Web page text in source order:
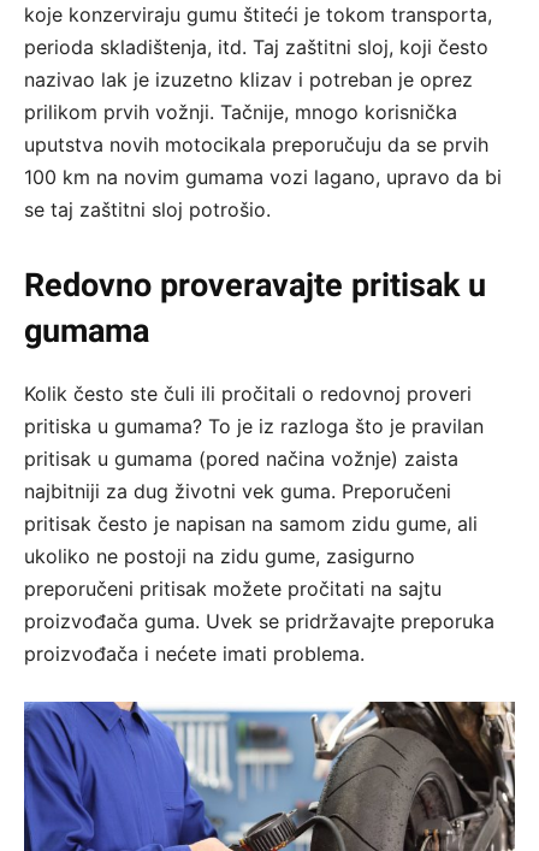
koje konzerviraju gumu štiteći je tokom transporta,
perioda skladištenja, itd. Taj zaštitni sloj, koji često
nazivao lak je izuzetno klizav i potreban je oprez
prilikom prvih vožnji. Tačnije, mnogo korisnička
uputstva novih motocikala preporučuju da se prvih
100 km na novim gumama vozi lagano, upravo da bi
se taj zaštitni sloj potrošio.
Redovno proveravajte pritisak u
gumama
Kolik često ste čuli ili pročitali o redovnoj proveri
pritiska u gumama? To je iz razloga što je pravilan
pritisak u gumama (pored načina vožnje) zaista
najbitniji za dug životni vek guma. Preporučeni
pritisak često je napisan na samom zidu gume, ali
ukoliko ne postoji na zidu gume, zasigurno
preporučeni pritisak možete pročitati na sajtu
proizvođača guma. Uvek se pridržavajte preporuka
proizvođača i nećete imati problema.